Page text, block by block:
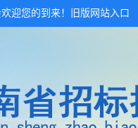
迎您的到来！ 旧版网站入口